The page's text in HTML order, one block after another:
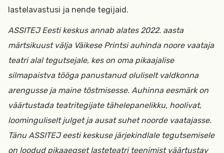
lastelavastusi ja nende tegijaid.
ASSITEJ Eesti keskus annab alates 2022. aasta
märtsikuust välja Väikese Printsi auhinda noore vaataja
teatri alal tegutsejale, kes on oma pikaajalise
silmapaistva tööga panustanud oluliselt valdkonna
arengusse ja maine tõstmisesse. Auhinna eesmärk on
väärtustada teatritegijate tähelepanelikku, hoolivat,
loominguliselt julget ja ausat suhet noorde vaatajasse.
Tänu ASSITEJ eesti keskuse järjekindlale tegutsemisele
on loodud pikaaegset lasteteatri teenimist väärtustav